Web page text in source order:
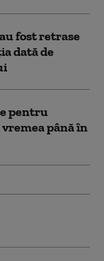
fost retrase
dată de
pentru
până în